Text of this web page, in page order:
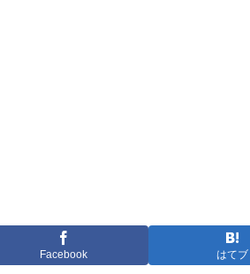
Facebook はてブ